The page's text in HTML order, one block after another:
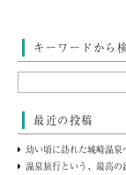
キーワードから
最近の投稿
幼い頃に訪れた城崎温泉
温泉旅行という、最高の